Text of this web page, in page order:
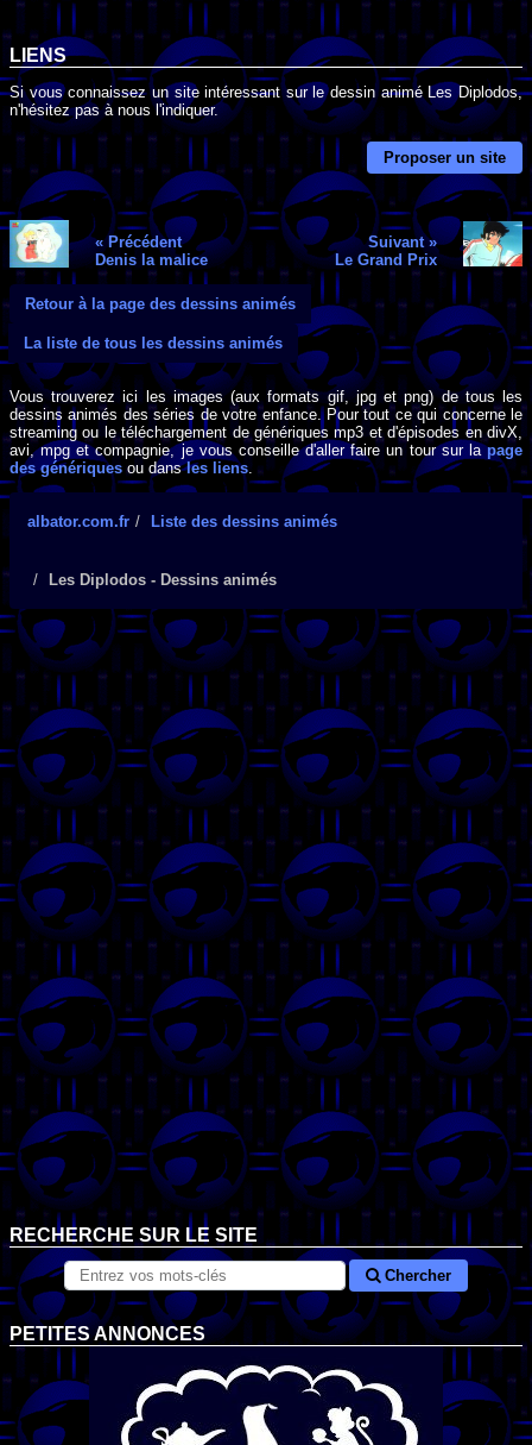
LIENS
Si vous connaissez un site intéressant sur le dessin animé Les Diplodos,
n'hésitez pas à nous l'indiquer.
Proposer un site
« Précédent
Denis la malice
Suivant »
Le Grand Prix
Retour à la page des dessins animés
La liste de tous les dessins animés
Vous trouverez ici les images (aux formats gif, jpg et png) de tous les
dessins animés des séries de votre enfance. Pour tout ce qui concerne le
streaming ou le téléchargement de génériques mp3 et d'épisodes en divX,
avi, mpg et compagnie, je vous conseille d'aller faire un tour sur lapage
des génériques ou dansles liens.
albator.com.fr Liste des dessins animés
Les Diplodos - Dessins animés
RECHERCHE SUR LE SITE
Chercher
PETITES ANNONCES